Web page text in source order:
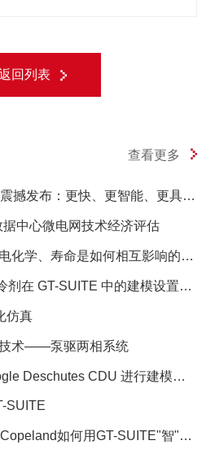
回列表
查看更多
撼发布：更快、更智能、更具前
中心微电网技术经济评估
化学、寿命是如何相互影响的？
剂在 GT-SUITE 中的建模设置与
仿真
术——泵驱两相系统
Deschutes CDU 进行建模：
SUITE
如何用GT-SUITE"智"胜